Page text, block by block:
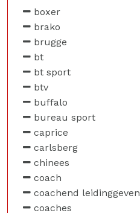
boxer
brako
brugge
bt
bt sport
btv
buffalo
bureau sport
caprice
carlsberg
chinees
coach
coachend leidinggeven
coaches